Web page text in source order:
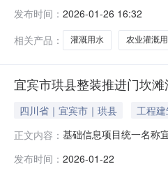
公司/20*3cm5CNY13.3
发布时间： 2026-01-26 16:32
相关产品：
灌溉用水 农业灌溉
宜宾市珙县整装推进门坎
四川省｜宜宾市｜珙县 工程
正文内容： 基础信息项目统一名称
入（收益）（万元）
发布时间： 2026-01-22